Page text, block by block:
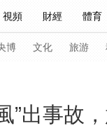
視頻 財經 體育
央視快評 習式妙語
微視頻 主持人
博 文化 旅游
”出事故